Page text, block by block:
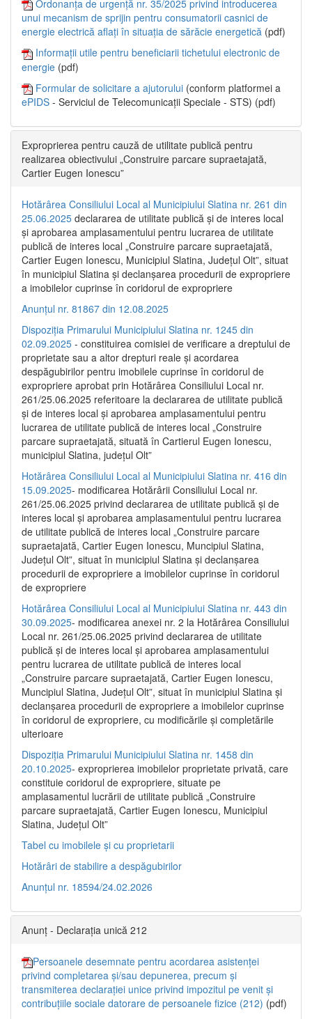
Ordonanța de urgență nr. 35/2025 privind introducerea
unui mecanism de sprijin pentru consumatorii casnici de
energie electrică aflați în situația de sărăcie energetică (pdf)
Informații utile pentru beneficiarii tichetului electronic de
energie (pdf)
Formular de solicitare a ajutorului (conform platformei a
ePIDS - Serviciul de Telecomunicații Speciale - STS) (pdf)
Exproprierea pentru cauză de utilitate publică pentru
realizarea obiectivului „Construire parcare supraetajată,
Cartier Eugen Ionescu”
Hotărârea Consiliului Local al Municipiului Slatina nr. 261 din
25.06.2025 declararea de utilitate publică și de interes local
și aprobarea amplasamentului pentru lucrarea de utilitate
publică de interes local „Construire parcare supraetajată,
Cartier Eugen Ionescu, Municipiul Slatina, Județul Olt”, situat
în municipiul Slatina și declanșarea procedurii de expropriere
a imobilelor cuprinse în coridorul de expropriere
Anunțul nr. 81867 din 12.08.2025
Dispoziția Primarului Municipiului Slatina nr. 1245 din
02.09.2025 - constituirea comisiei de verificare a dreptului de
proprietate sau a altor drepturi reale și acordarea
despăgubirilor pentru imobilele cuprinse în coridorul de
expropriere aprobat prin Hotărârea Consiliului Local nr.
261/25.06.2025 referitoare la declararea de utilitate publică
și de interes local și aprobarea amplasamentului pentru
lucrarea de utilitate publică de interes local „Construire
parcare supraetajată, situată în Cartierul Eugen Ionescu,
municipiul Slatina, județul Olt”
Hotărârea Consiliului Local al Municipiului Slatina nr. 416 din
15.09.2025- modificarea Hotărârii Consiliului Local nr.
261/25.06.2025 privind declararea de utilitate publică și de
interes local și aprobarea amplasamentului pentru lucrarea
de utilitate publică de interes local „Construire parcare
supraetajată, Cartier Eugen Ionescu, Muncipiul Slatina,
Județul Olt”, situat în municipiul Slatina și declanșarea
procedurii de expropriere a imobilelor cuprinse în coridorul
de expropriere
Hotărârea Consiliului Local al Municipiului Slatina nr. 443 din
30.09.2025- modificarea anexei nr. 2 la Hotărârea Consiliului
Local nr. 261/25.06.2025 privind declararea de utilitate
publică şi de interes local şi aprobarea amplasamentului
pentru lucrarea de utilitate publică de interes local
„Construire parcare supraetajată, Cartier Eugen Ionescu,
Muncipiul Slatina, Judeţul Olt”, situat în municipiul Slatina şi
declanşarea procedurii de expropriere a imobilelor cuprinse
în coridorul de expropriere, cu modificările şi completările
ulterioare
Dispoziția Primarului Municipiului Slatina nr. 1458 din
20.10.2025- exproprierea imobilelor proprietate privată, care
constituie coridorul de expropriere, situate pe
amplasamentul lucrării de utilitate publică „Construire
parcare supraetajată, Cartier Eugen Ionescu, Municipiul
Slatina, Județul Olt”
Tabel cu imobilele și cu proprietarii
Hotărâri de stabilire a despăgubirilor
Anunțul nr. 18594/24.02.2026
Anunț - Declarația unică 212
Persoanele desemnate pentru acordarea asistenței
privind completarea și/sau depunerea, precum și
transmiterea declarației unice privind impozitul pe venit și
contribuțiile sociale datorare de persoanele fizice (212) (pdf)